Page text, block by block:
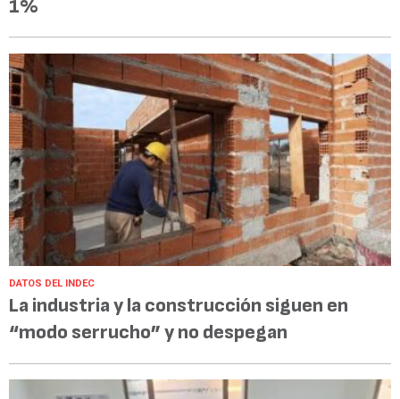
1%
DATOS DEL INDEC
La industria y la construcción siguen en
“modo serrucho” y no despegan